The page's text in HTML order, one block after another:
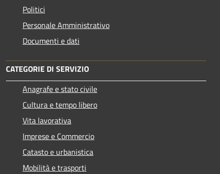
Politici
Personale Amministrativo
Documenti e dati
CATEGORIE DI SERVIZIO
Anagrafe e stato civile
Cultura e tempo libero
Vita lavorativa
Imprese e Commercio
Catasto e urbanistica
Mobilità e trasporti